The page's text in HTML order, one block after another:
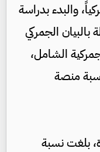
جمركياً، والبدء بدراسة
بالبيان الجمركي
الشامل،
منصة
بلغت نسبة